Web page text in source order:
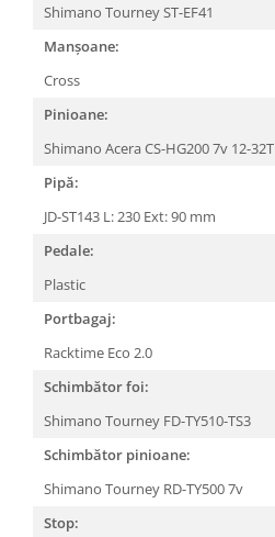
Shimano Tourney ST-EF41
Manșoane:
Cross
Pinioane:
Shimano Acera CS-HG200 7v 12-32T
Pipă:
JD-ST143 L: 230 Ext: 90 mm
Pedale:
Plastic
Portbagaj:
Racktime Eco 2.0
Schimbător foi:
Shimano Tourney FD-TY510-TS3
Schimbător pinioane:
Shimano Tourney RD-TY500 7v
Stop: